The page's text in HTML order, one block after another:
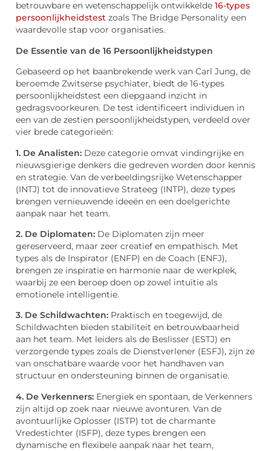
betrouwbare en wetenschappelijk ontwikkelde 16-types
persoonlijkheidstest zoals The Bridge Personality een
waardevolle stap voor organisaties.
De Essentie van de 16 Persoonlijkheidstypen
Gebaseerd op het baanbrekende werk van Carl Jung, de
beroemde Zwitserse psychiater, biedt de 16-types
persoonlijkheidstest een diepgaand inzicht in
gedragsvoorkeuren. De test identificeert individuen in
een van de zestien persoonlijkheidstypen, verdeeld over
vier brede categorieën:
1. De Analisten: Deze categorie omvat vindingrijke en
nieuwsgierige denkers die gedreven worden door kennis
en strategie. Van de verbeeldingsrijke Wetenschapper
(INTJ) tot de innovatieve Strateeg (INTP), deze types
brengen vernieuwende ideeën en een doelgerichte
aanpak naar het team.
2. De Diplomaten: De Diplomaten zijn meer
gereserveerd, maar zeer creatief en empathisch. Met
types als de Inspirator (ENFP) en de Coach (ENFJ),
brengen ze inspiratie en harmonie naar de werkplek,
waarbij ze een beroep doen op zowel intuïtie als
emotionele intelligentie.
3. De Schildwachten: Praktisch en toegewijd, de
Schildwachten bieden stabiliteit en betrouwbaarheid
aan het team. Met leiders als de Beslisser (ESTJ) en
verzorgende types zoals de Dienstverlener (ESFJ), zijn ze
van onschatbare waarde voor het handhaven van
structuur en ondersteuning binnen de organisatie.
4. De Verkenners: Energiek en spontaan, de Verkenners
zijn altijd op zoek naar nieuwe avonturen. Van de
avontuurlijke Oplosser (ISTP) tot de charmante
Vredestichter (ISFP), deze types brengen een
dynamische en flexibele aanpak naar het team,